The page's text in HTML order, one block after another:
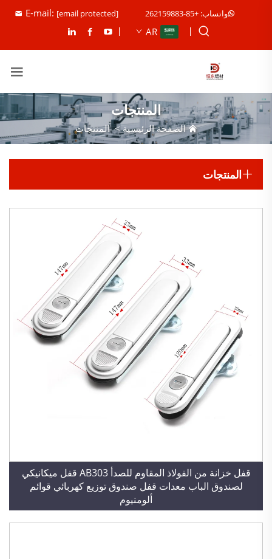
واتساب: +85-262159883 E-mail: [email protected]
AR
المنتجات
الصفحة الرئيسية>المنتجات
المنتجات
قفل خزانة من الفولاذ المقاوم للصدأ AB303 قفل ميكانيكي
لصندوق الباب معدات قفل صندوق توزيع كهربائي قوائم
ألومنيوم